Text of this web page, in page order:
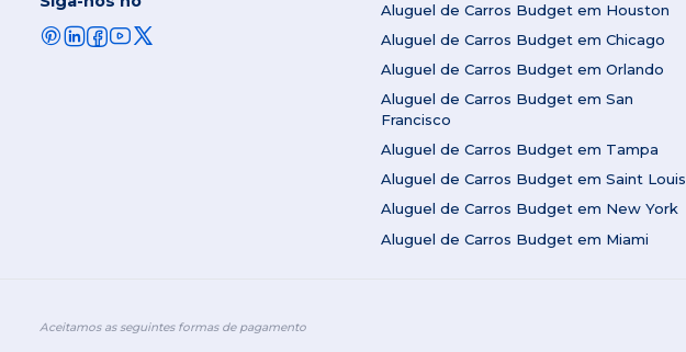
Aluguel de Carros Budget em Houston
Aluguel de Carros Budget em Chicago
Aluguel de Carros Budget em Orlando
Aluguel de Carros Budget em San
Francisco
Aluguel de Carros Budget em Tampa
Aluguel de Carros Budget em Saint Louis
Aluguel de Carros Budget em New York
Aluguel de Carros Budget em Miami
Aceitamos as seguintes formas de pagamento